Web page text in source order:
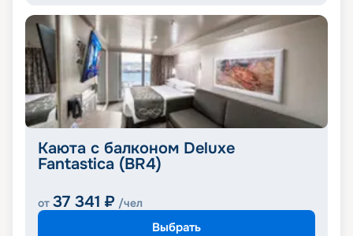
Каюта с балконом Deluxe
Fantastica (BR4)
от 37 341 ₽ /чел
Выбрать